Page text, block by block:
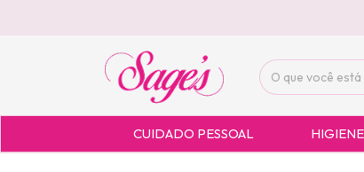
CUIDADO PESSOAL